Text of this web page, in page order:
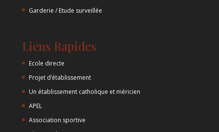
Garderie / Etude surveillée
Liens Rapides
Ecole directe
Projet d’établissement
Un établissement catholique et méricien
APEL
Association sportive